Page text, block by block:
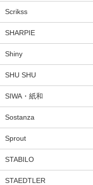
Scrikss
SHARPIE
Shiny
SHU SHU
SIWA・紙和
Sostanza
Sprout
STABILO
STAEDTLER